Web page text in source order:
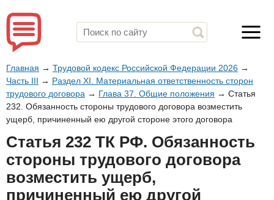
Главная → Трудовой кодекс Российской Федерации 2026 →
Часть III → Раздел XI. Материальная ответственность сторон
трудового договора → Глава 37. Общие положения → Статья
232. Обязанность стороны трудового договора возместить
ущерб, причиненный ею другой стороне этого договора
Статья 232 ТК РФ. Обязанность
стороны трудового договора
возместить ущерб,
причиненный ею другой